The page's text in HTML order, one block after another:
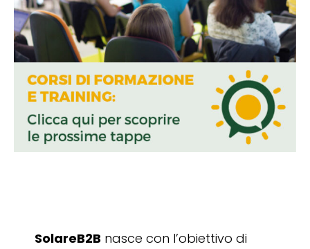
SolareB2B nasce con l’obiettivo di